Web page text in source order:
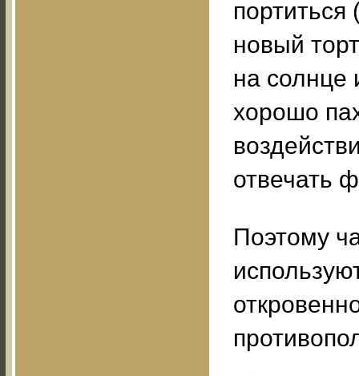
новый
на солнце
хорошо
отвечать
Поэтому